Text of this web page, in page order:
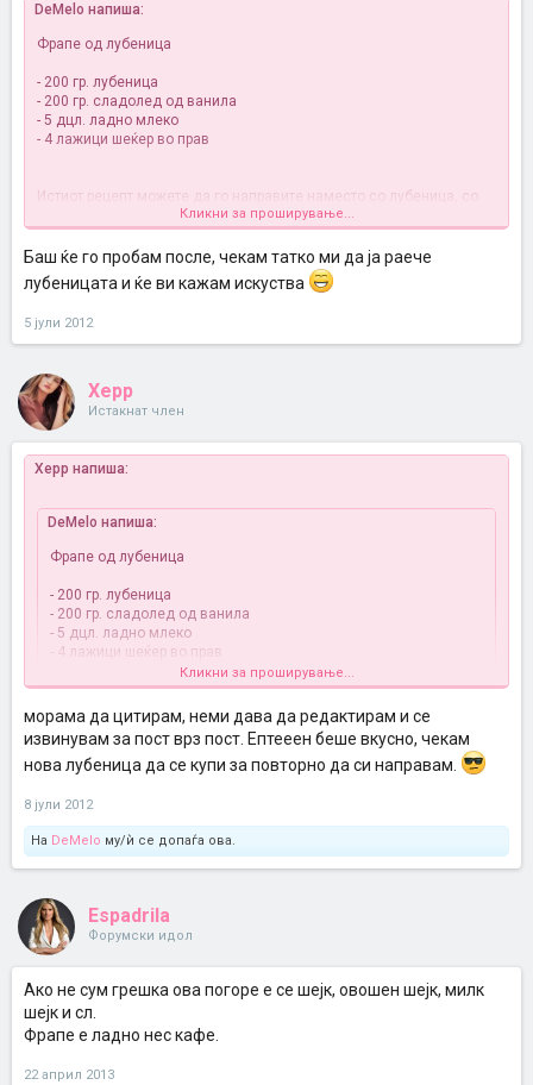
DeMelo напиша:
Фрапе од лубеница
- 200 гр. лубеница
- 200 гр. сладолед од ванила
- 5 дцл. ладно млеко
- 4 лажици шеќер во прав
Истиот рецепт можете да го направите наместо со лубеница, со
Кликни за проширување...
Баш ќе го пробам после, чекам татко ми да ја раече
лубеницата и ќе ви кажам искуства
5 јули 2012
Xepp
Истакнат член
Xepp напиша:
DeMelo напиша:
Фрапе од лубеница
- 200 гр. лубеница
- 200 гр. сладолед од ванила
- 5 дцл. ладно млеко
- 4 лажици шеќер во прав
Истиот рецепт можете да го направите наместо со лубеница,
со диња.
Кликни за проширување...
Баш ќе го пробам после, чекам татко ми да ја раече лубеницата и
Кликни за проширување...
морама да цитирам, неми дава да редактирам и се
извинувам за пост врз пост. Ептееен беше вкусно, чекам
нова лубеница да се купи за повторно да си направам.
8 јули 2012
На DeMelo му/ѝ се допаѓа ова.
Espadrila
Форумски идол
Ако не сум грешка ова погоре е се шејк, овошен шејк, милк
шејк и сл.
Фрапе е ладно нес кафе.
22 април 2013